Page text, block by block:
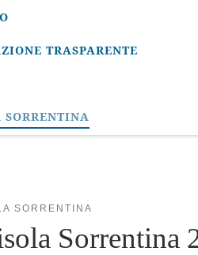
TRASPARENTE
SORRENTINA
Sorrentina